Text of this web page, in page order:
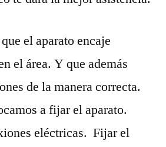
el aparato encaje
el área. Y que además
de la manera correcta.
a fijar el aparato.
eléctricas. Fijar el